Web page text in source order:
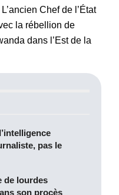
Chef de l’État
la rébellion de
dans l’Est de la
pas le
de lourdes
son procès